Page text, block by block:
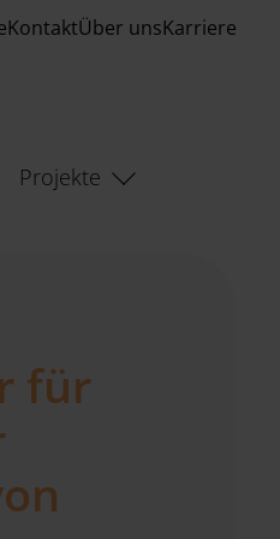
KontaktÜber unsKarriere
Projekte
für